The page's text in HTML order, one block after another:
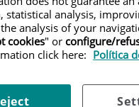
analysis,
analysis of your
cookies" or configure/
click here: Política